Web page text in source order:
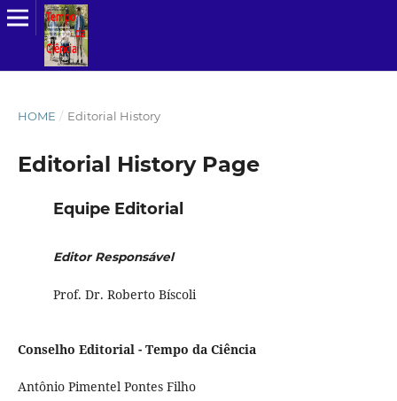
HOME / Editorial History
Editorial History Page
Equipe Editorial
Editor Responsável
Prof. Dr. Roberto Bíscoli
Conselho Editorial - Tempo da Ciência
Antônio Pimentel Pontes Filho